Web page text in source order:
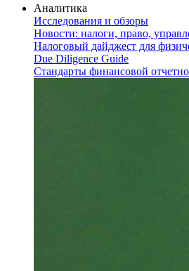
Аналитика
Исследования и обзоры
Новости: налоги, право,
Налоговый дайджест для
Due Diligence Guide
Стандарты финансовой